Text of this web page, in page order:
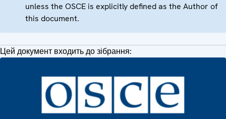
unless the OSCE is explicitly defined as the Author of
this document.
Цей документ входить до зібрання: